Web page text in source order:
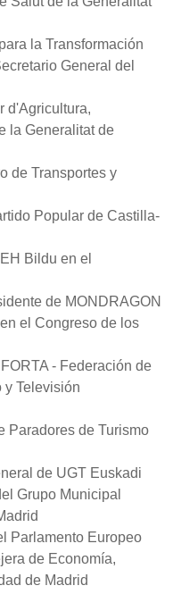
la Transformación
General del
d'Agricultura,
la Generalitat de
de Transportes y
Popular de Castilla-
Bildu en el
de MONDRAGON
el Congreso de los
- Federación de
y Televisión
de Turismo
de UGT Euskadi
Grupo Municipal
Parlamento Europeo
de Economía,
de Madrid